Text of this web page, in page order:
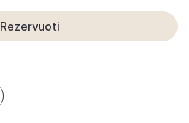
Rezervuoti